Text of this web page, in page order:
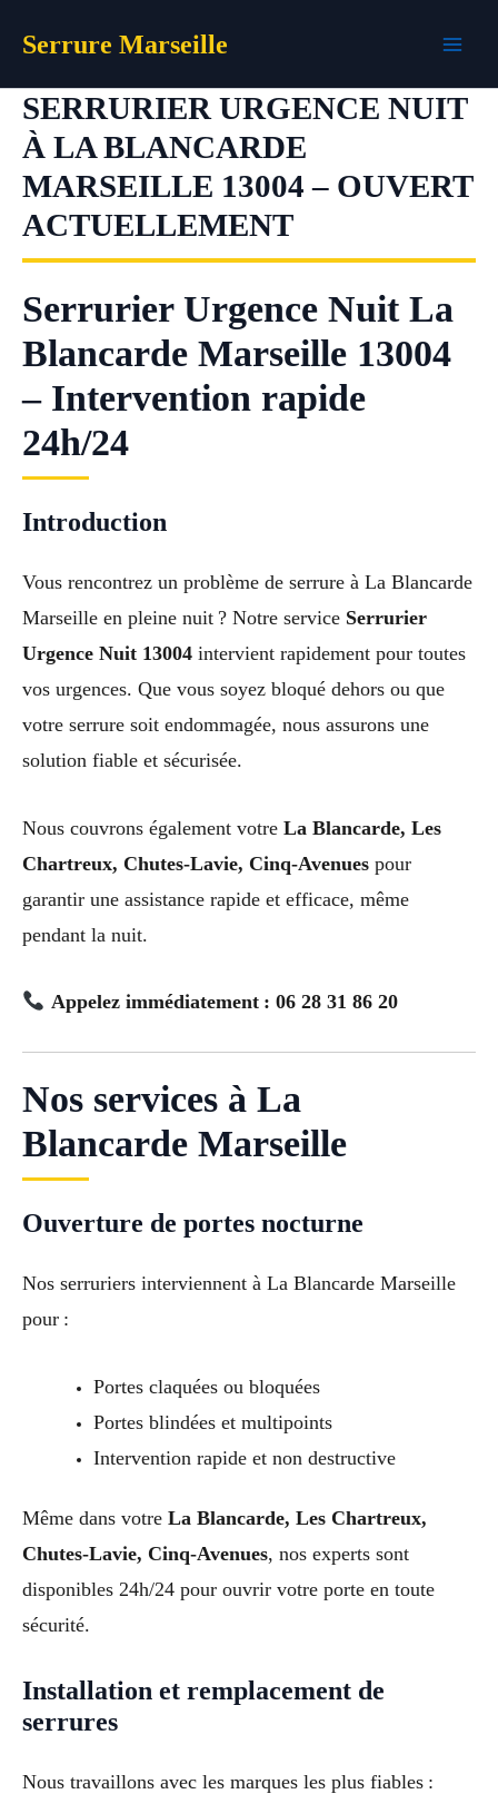
Serrure Marseille
SERRURIER URGENCE NUIT
À LA BLANCARDE
MARSEILLE 13004 – OUVERT
ACTUELLEMENT
Serrurier Urgence Nuit La
Blancarde Marseille 13004
– Intervention rapide
24h/24
Introduction
Vous rencontrez un problème de serrure à La Blancarde
Marseille en pleine nuit ? Notre service Serrurier
Urgence Nuit 13004 intervient rapidement pour toutes
vos urgences. Que vous soyez bloqué dehors ou que
votre serrure soit endommagée, nous assurons une
solution fiable et sécurisée.
Nous couvrons également votre La Blancarde, Les
Chartreux, Chutes-Lavie, Cinq-Avenues pour
garantir une assistance rapide et efficace, même
pendant la nuit.
Appelez immédiatement : 06 28 31 86 20
Nos services à La
Blancarde Marseille
Ouverture de portes nocturne
Nos serruriers interviennent à La Blancarde Marseille
pour :
Portes claquées ou bloquées
Portes blindées et multipoints
Intervention rapide et non destructive
Même dans votre La Blancarde, Les Chartreux,
Chutes-Lavie, Cinq-Avenues, nos experts sont
disponibles 24h/24 pour ouvrir votre porte en toute
sécurité.
Installation et remplacement de
serrures
Nous travaillons avec les marques les plus fiables :